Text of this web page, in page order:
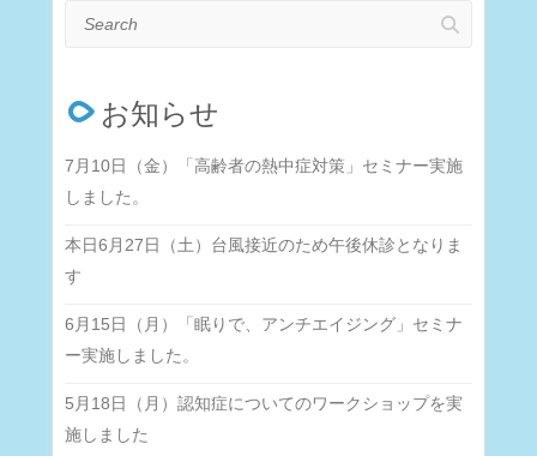
Search
お知らせ
7月10日（金）「高齢者の熱中症対策」セミナー実施
しました。
本日6月27日（土）台風接近のため午後休診となりま
す
6月15日（月）「眠りで、アンチエイジング」セミナ
ー実施しました。
5月18日（月）認知症についてのワークショップを実
施しました